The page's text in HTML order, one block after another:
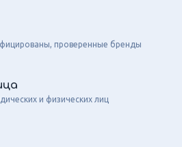
проверенные бренды
и физических лиц